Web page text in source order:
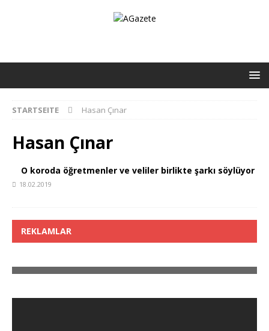
STARTSEITE Hasan Çınar
Hasan Çınar
O koroda öğretmenler ve veliler birlikte şarkı söylüyor
18.02.2019
REKLAMLAR